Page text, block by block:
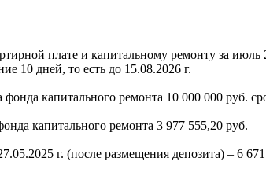
плате и капитальному ремонту за
10 дней, то есть до 15.08.2026 г.
капитального ремонта 10 000 000 руб.
капитального ремонта 3 977 555,20 руб.
г. (после размещения депозита) – 6